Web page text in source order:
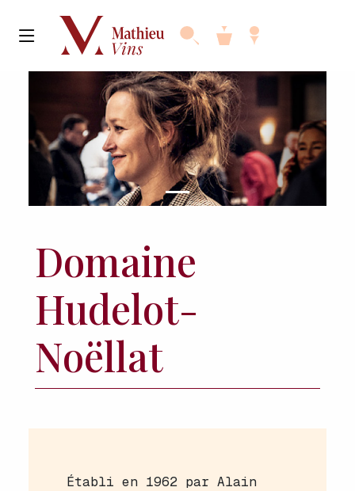
Domaine
Hudelot-
Noëllat
Établi en 1962 par Alain